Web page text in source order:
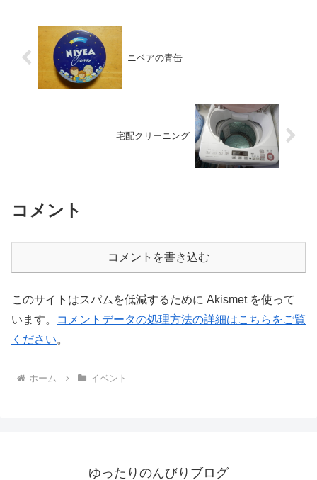
ニベアの青缶
宅配クリーニング
コメント
コメントを書き込む
このサイトはスパムを低減するために Akismet を使って
います。
コメントデータの処理方法の詳細はこちらをご覧
ください。
ホーム イベント
ゆったりのんびりブログ